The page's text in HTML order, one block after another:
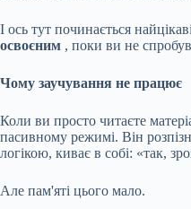
І ось тут починається
освоєним , поки ви не
Чому заучування не працює
Коли ви просто читаєте
пасивному режимі. Він
логікою, киває в собі: «так,
Але пам'яті цього мало.